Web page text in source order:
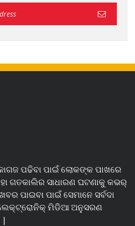
ପଢିବା ପାଇଁ ଲୋକଙ୍କ ପାଖରେ
ଗତକାଲିର ସାଧାରଣ ଘଟଣାକୁ କଭର୍
ପାଇବା ପାଇଁ ସେମାନେ ସର୍ବଦା
ମିଡିଆ ଅନୁସରଣ
|